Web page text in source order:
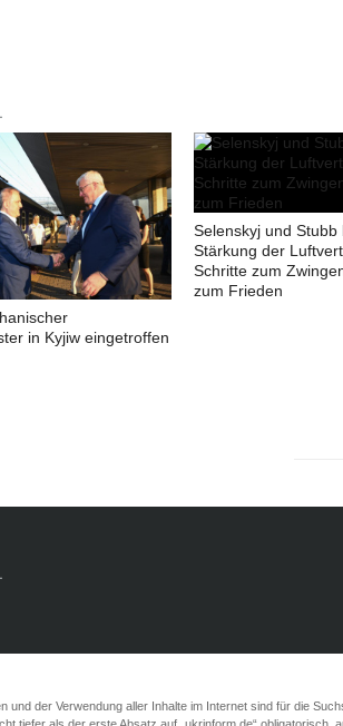
in Kyjiw eingetroffen
Selenskyj und Stubb
Stärkung der
Schritte zum
zum Frieden
und der Verwendung aller Inhalte im Internet sind für die